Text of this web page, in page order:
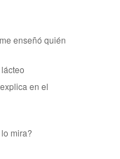
enseñó quién
en el
mira?